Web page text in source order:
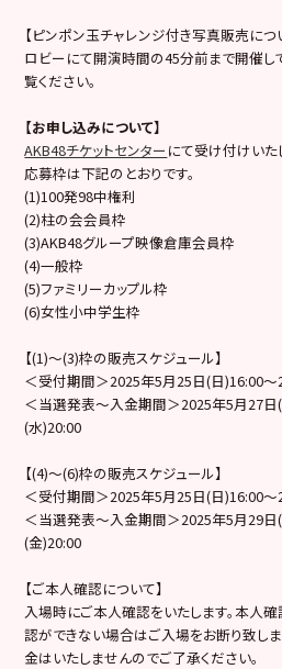
【ピンポン玉チャレンジ付き写真販売につ
ロビーにて開演時間の45分前まで開催し
覧ください。
【お申し込みについて】
AKB48チケットセンター にて受け付けいた
応募枠は下記のとおりです。
(1)100発98中権利
(2)柱の会会員枠
(3)AKB48グループ映像倉庫会員枠
(4)一般枠
(5)ファミリーカップル枠
(6)女性小中学生枠
【(1)～(3)枠の販売スケジュール】
＜受付期間＞2025年5月25日(日)16:00
＜当選発表～入金期間＞2025年5月27
(水)20:00
【(4)〜(6)枠の販売スケジュール】
＜受付期間＞2025年5月25日(日)16:00
＜当選発表～入金期間＞2025年5月29
(金)20:00
【ご本人確認について】
入場時にご本人確認をいたします。本人
認ができない場合はご入場をお断り致しま
金はいたしませんのでご了承ください。